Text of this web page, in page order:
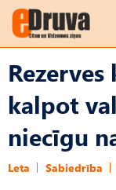
kalpot
niecīgu
Leta Sabiedrība